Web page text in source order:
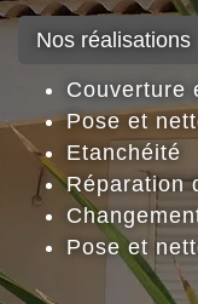
Nos réalisations
Couverture
Pose et
Etanchéité
Réparation
Pose et